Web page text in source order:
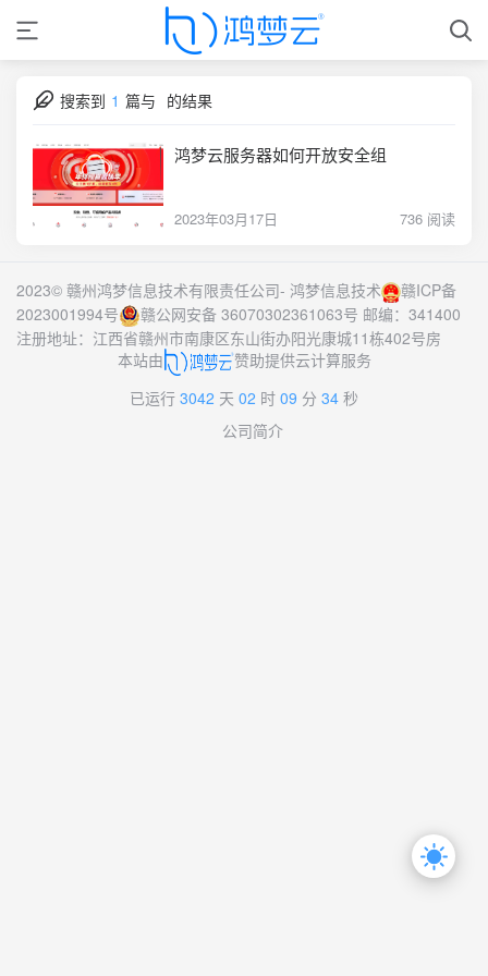
搜索到 1 篇与 的结果
鸿梦云服务器如何开放安全组
2023年03月17日 736 阅读
2023© 赣州鸿梦信息技术有限责任公司- 鸿梦信息技术
赣ICP备
2023001994号
赣公网安备 36070302361063号 邮编：341400
注册地址：江西省赣州市南康区东山街办阳光康城11栋402号房
本站由
赞助提供云计算服务
已运行 3042 天 02 时 09 分 34 秒
公司简介